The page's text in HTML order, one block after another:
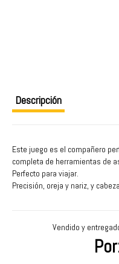
Este juego es el compañero
completa de herramientas de
Perfecto para viajar.
Precisión, oreja y nariz, y
Elimina el vello no deseado
Cuchillas de calidad
EL PRECIO DE TODOS LOS
Vendido y